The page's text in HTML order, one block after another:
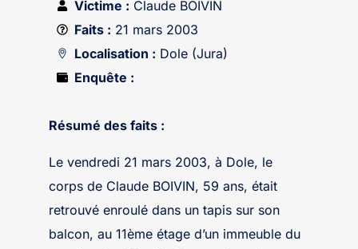
Victime : Claude BOIVIN
Faits : 21 mars 2003
Localisation : Dole (Jura)
Enquête :
Résumé des faits :
Le vendredi 21 mars 2003, à Dole, le
corps de Claude BOIVIN, 59 ans, était
retrouvé enroulé dans un tapis sur son
balcon, au 11ème étage d’un immeuble du